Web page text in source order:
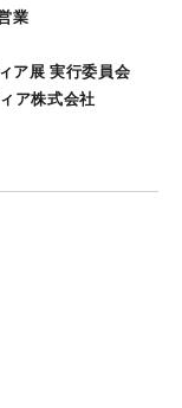
業
ア展 実行委員会
ア株式会社